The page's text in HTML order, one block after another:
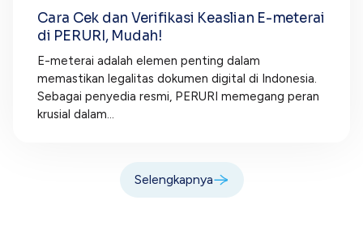
Cara Cek dan Verifikasi Keaslian E-meterai
di PERURI, Mudah!
E-meterai adalah elemen penting dalam
memastikan legalitas dokumen digital di Indonesia.
Sebagai penyedia resmi, PERURI memegang peran
krusial dalam...
Selengkapnya